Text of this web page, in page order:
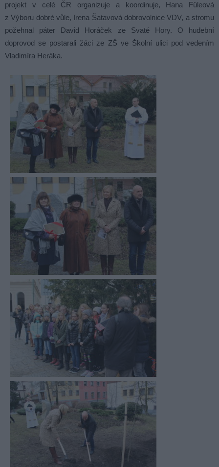
projekt v celé ČR organizuje a koordinuje, Hana Füleová
z Výboru dobré vůle, Irena Šatavová dobrovolnice VDV, a stromu
požehnal páter David Horáček ze Svaté Hory. O hudební
doprovod se postarali žáci ze ZŠ ve Školní ulici pod vedením
Vladimíra Heráka.